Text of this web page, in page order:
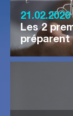
21.02.2020
Les 2
préparent